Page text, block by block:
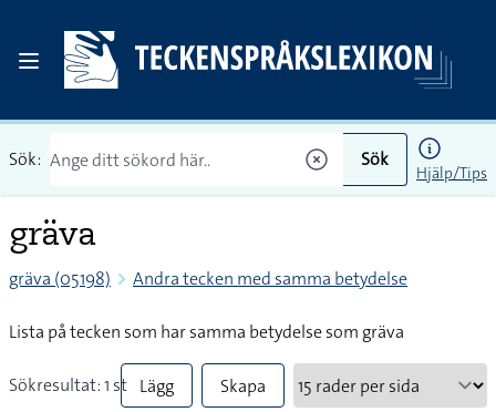
Sök: Sök
Hjälp/Tips
gräva
gräva (05198) Andra tecken med samma betydelse
Lista på tecken som har samma betydelse som gräva
Sökresultat: 1 st Lägg
Skapa